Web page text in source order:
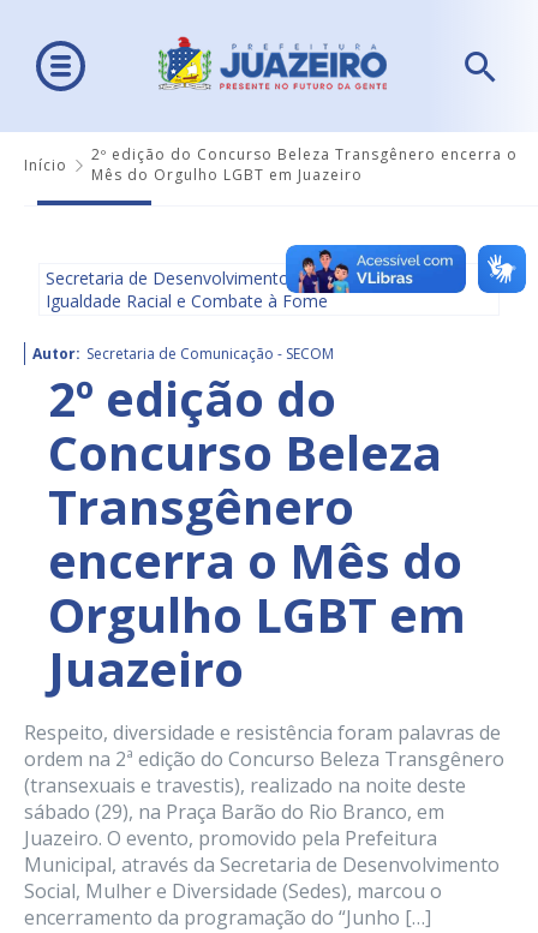
Início
2º edição do Concurso Beleza Transgênero encerra o
Mês do Orgulho LGBT em Juazeiro
Secretaria de Desenvolvimento Social, Diversidade,
Igualdade Racial e Combate à Fome
Autor: Secretaria de Comunicação - SECOM
2º edição do
Concurso Beleza
Transgênero
encerra o Mês do
Orgulho LGBT em
Juazeiro
Respeito, diversidade e resistência foram palavras de
ordem na 2ª edição do Concurso Beleza Transgênero
(transexuais e travestis), realizado na noite deste
sábado (29), na Praça Barão do Rio Branco, em
Juazeiro. O evento, promovido pela Prefeitura
Municipal, através da Secretaria de Desenvolvimento
Social, Mulher e Diversidade (Sedes), marcou o
encerramento da programação do “Junho […]